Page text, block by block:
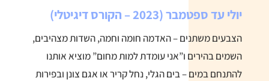
יולי עד ספטמבר (2023 – הקורס דיגיטלי)
הצבעים משתנים – האדמה חומה וחמה, השדות מצהיבים,
השמים בהירים ו”אני עומדת למות מחום” מוציא אותנו
להתנחם במים – בים הגלי, נחל קריר או אגם צונן ובפירות